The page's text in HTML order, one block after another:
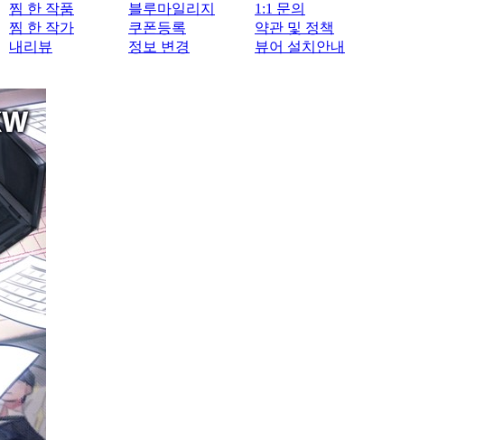
찜 한 작품
찜 한 작가
내리뷰
블루마일리지
쿠폰등록
정보 변경
1:1 문의
약관 및 정책
뷰어 설치안내